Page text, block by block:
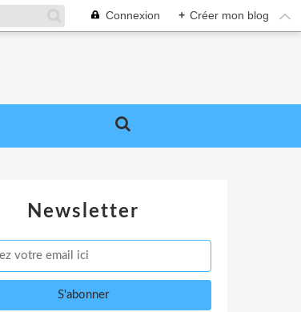
Connexion + Créer mon blog
Newsletter